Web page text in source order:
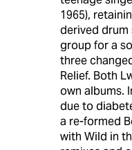
1965),
derived drum
group for a
three
Relief. Both
own albums.
due to
a re-formed
with Wild in